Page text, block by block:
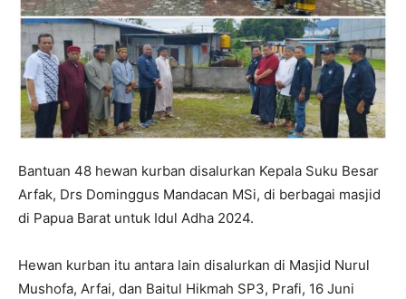
Bantuan 48 hewan kurban disalurkan Kepala Suku Besar
Arfak, Drs Dominggus Mandacan MSi, di berbagai masjid
di Papua Barat untuk Idul Adha 2024.
Hewan kurban itu antara lain disalurkan di Masjid Nurul
Mushofa, Arfai, dan Baitul Hikmah SP3, Prafi, 16 Juni